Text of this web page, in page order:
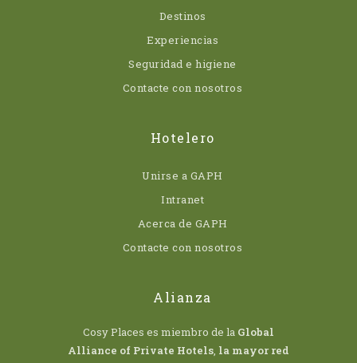
Destinos
Experiencias
Seguridad e higiene
Contacte con nosotros
Hotelero
Unirse a GAPH
Intranet
Acerca de GAPH
Contacte con nosotros
Alianza
Cosy Places es miembro de la Global
Alliance of Private Hotels, la mayor red